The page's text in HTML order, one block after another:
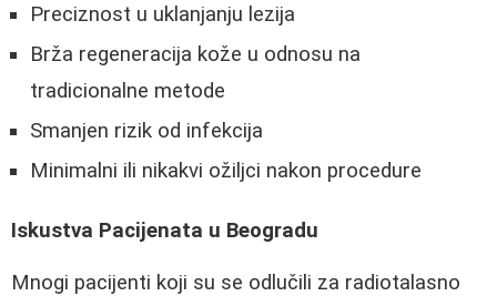
Preciznost u uklanjanju lezija
Brža regeneracija kože u odnosu na
tradicionalne metode
Smanjen rizik od infekcija
Minimalni ili nikakvi ožiljci nakon procedure
Iskustva Pacijenata u Beogradu
Mnogi pacijenti koji su se odlučili za radiotalasno